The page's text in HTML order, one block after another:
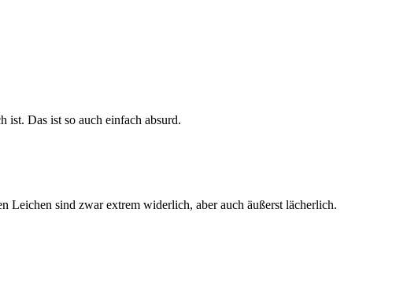
ist. Das ist so auch einfach absurd.
Leichen sind zwar extrem widerlich, aber auch äußerst lächerlich.